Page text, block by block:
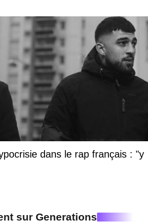
dans le rap français : "y
sur Generations